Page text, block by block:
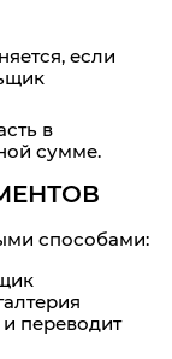
если
в
сумме.
способами:
переводит